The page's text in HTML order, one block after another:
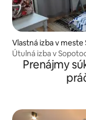
Vlastná izba v meste
Útulná izba v
Prenájmy